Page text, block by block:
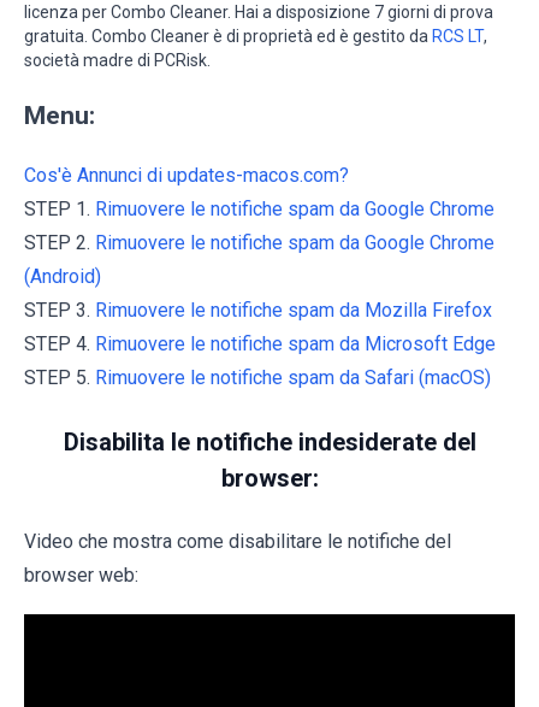
licenza per Combo Cleaner. Hai a disposizione 7 giorni di prova
gratuita. Combo Cleaner è di proprietà ed è gestito da RCS LT,
società madre di PCRisk.
Menu:
Cos'è Annunci di updates-macos.com?
STEP 1. Rimuovere le notifiche spam da Google Chrome
STEP 2. Rimuovere le notifiche spam da Google Chrome
(Android)
STEP 3. Rimuovere le notifiche spam da Mozilla Firefox
STEP 4. Rimuovere le notifiche spam da Microsoft Edge
STEP 5. Rimuovere le notifiche spam da Safari (macOS)
Disabilita le notifiche indesiderate del
browser:
Video che mostra come disabilitare le notifiche del
browser web: